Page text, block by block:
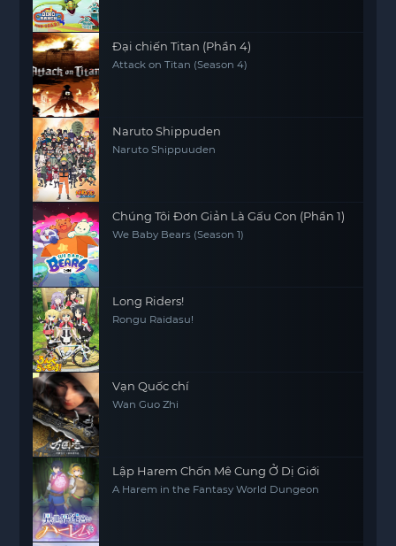
Đại chiến Titan (Phần 4)
Attack on Titan (Season 4)
Naruto Shippuden
Naruto Shippuuden
Chúng Tôi Đơn Giản Là Gấu Con (Phần 1)
We Baby Bears (Season 1)
Long Riders!
Rongu Raidasu!
Vạn Quốc chí
Wan Guo Zhi
Lập Harem Chốn Mê Cung Ở Dị Giới
A Harem in the Fantasy World Dungeon